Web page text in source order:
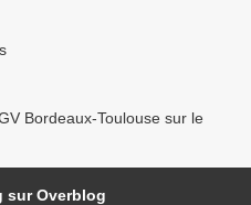
Bordeaux-Toulouse sur le
sur Overblog